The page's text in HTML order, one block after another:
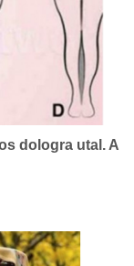
dologra utal. A